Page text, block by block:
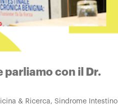
parliamo con il Dr.
& Ricerca,Sindrome Intestino